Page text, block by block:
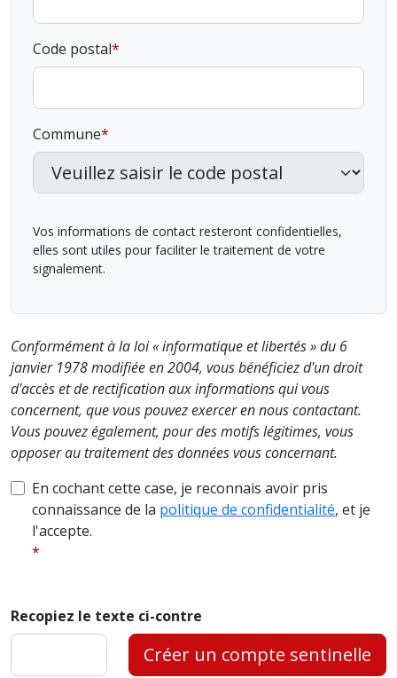
Code postal
Commune
Vos informations de contact resteront confidentielles,
elles sont utiles pour faciliter le traitement de votre
signalement.
Conformément à la loi « informatique et libertés » du 6
janvier 1978 modifiée en 2004, vous bénéficiez d'un droit
d'accès et de rectification aux informations qui vous
concernent, que vous pouvez exercer en nous contactant.
Vous pouvez également, pour des motifs légitimes, vous
opposer au traitement des données vous concernant.
En cochant cette case, je reconnais avoir pris
connaissance de la politique de confidentialité, et je
l'accepte.
Recopiez le texte ci-contre
Créer un compte sentinelle